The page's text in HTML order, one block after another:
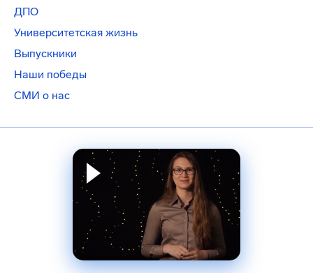
ДПО
Университетская жизнь
Выпускники
Наши победы
СМИ о нас